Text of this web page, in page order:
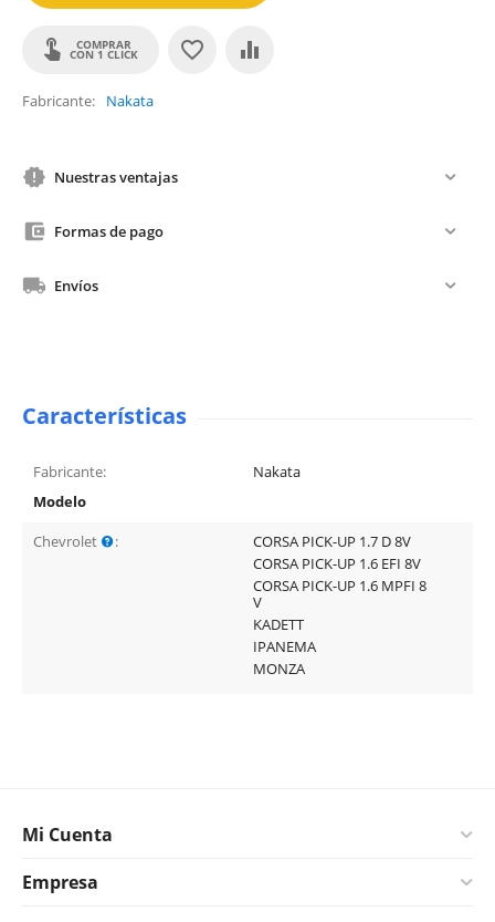
COMPRAR
CON 1 CLICK
Fabricante Nakata
Nuestras ventajas
Formas de pago
Envíos
Características
Fabricante:
Nakata
Modelo
Chevrolet
:
CORSA PICK-UP 1.7 D 8V
CORSA PICK-UP 1.6 EFI 8V
CORSA PICK-UP 1.6 MPFI 8
V
KADETT
IPANEMA
MONZA
Mi Cuenta
Empresa